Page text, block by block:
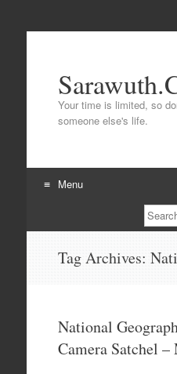
Your time is limited, so
someone else's life.
Menu
to
Search
Tag Archives:
National
Camera Satchel